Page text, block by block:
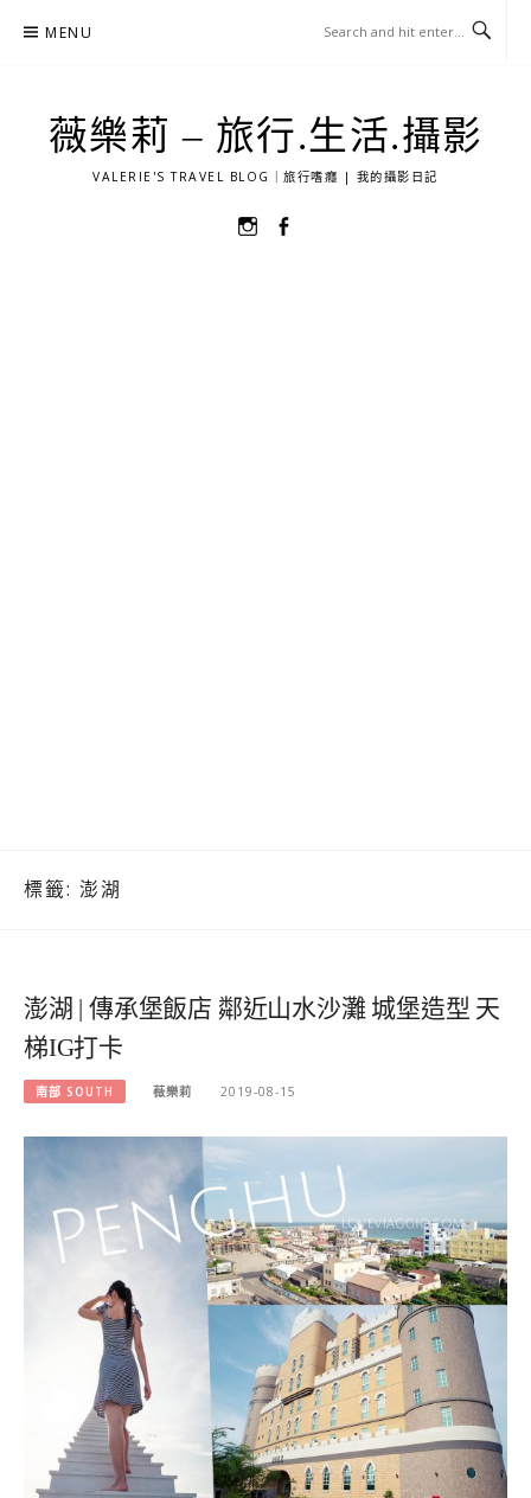
MENU
薇樂莉 – 旅行.生活.攝影
VALERIE'S TRAVEL BLOG｜旅行嗜癮 | 我的攝影日記
選
標籤: 澎湖
澎湖 | 傳承堡飯店 鄰近山水沙灘 城堡造型 天
梯IG打卡
南部 SOUTH 薇樂莉 2019-08-15